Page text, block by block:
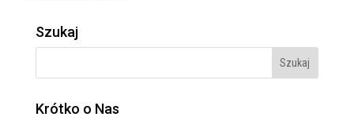
Szukaj
Krótko o Nas